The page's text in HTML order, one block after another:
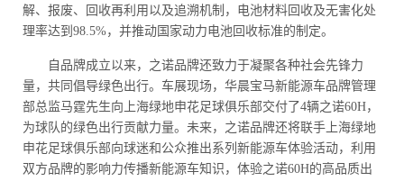
解、报废、回收再利用以及追溯机制，电池材料回收及无害化处
理率达到98.5%，并推动国家动力电池回收标准的制定。
自品牌成立以来，之诺品牌还致力于凝聚各种社会先锋力
量，共同倡导绿色出行。车展现场，华晨宝马新能源车品牌管理
部总监马霆先生向上海绿地申花足球俱乐部交付了4辆之诺60H，
为球队的绿色出行贡献力量。未来，之诺品牌还将联手上海绿地
申花足球俱乐部向球迷和公众推出系列新能源车体验活动，利用
双方品牌的影响力传播新能源车知识，体验之诺60H的高品质出